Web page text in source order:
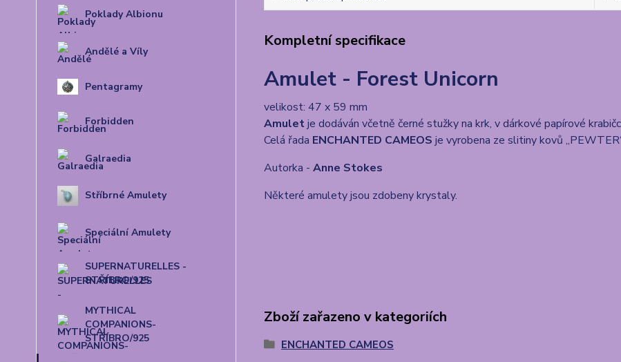
Poklady Albionu
Andělé a Víly
Pentagramy
Forbidden
Galraedia
Stříbrné Amulety
Speciální Amulety
SUPERNATURELLES -
STŘÍBRO/925
MYTHICAL
COMPANIONS-
STŘÍBRO/925
Kompletní specifikace
Amulet - Forest Unicorn
velikost: 47 x 59 mm
Amuletje dodáván včetně černé stužky na krk, v dárkové papírové
Celá řada ENCHANTED CAMEOS je vyrobena ze slitiny kovů
Autorka - Anne Stokes
Některé amulety jsou zdobeny krystaly.
Zboží zařazeno v kategoriích
ENCHANTED CAMEOS